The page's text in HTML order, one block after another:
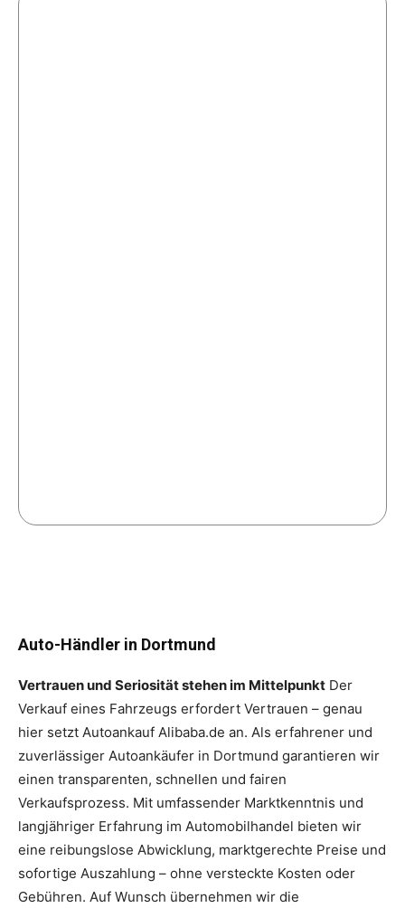
Auto-Händler in Dortmund
Vertrauen und Seriosität stehen im Mittelpunkt Der
Verkauf eines Fahrzeugs erfordert Vertrauen – genau
hier setzt Autoankauf Alibaba.de an. Als erfahrener und
zuverlässiger Autoankäufer in Dortmund garantieren wir
einen transparenten, schnellen und fairen
Verkaufsprozess. Mit umfassender Marktkenntnis und
langjähriger Erfahrung im Automobilhandel bieten wir
eine reibungslose Abwicklung, marktgerechte Preise und
sofortige Auszahlung – ohne versteckte Kosten oder
Gebühren. Auf Wunsch übernehmen wir die